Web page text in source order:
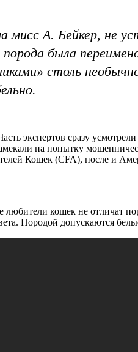
А. Бейкер, не
была
столь
экспертов сразу
на попытку
Кошек (CFA), после и
кошек не отличат
Породой допускаются